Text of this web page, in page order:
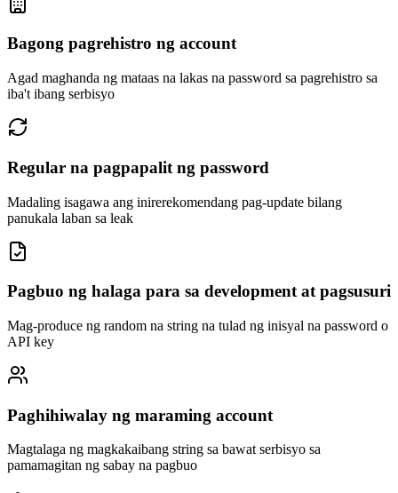
Bagong pagrehistro ng account
Agad maghanda ng mataas na lakas na password sa pagrehistro sa
iba't ibang serbisyo
Regular na pagpapalit ng password
Madaling isagawa ang inirerekomendang pag-update bilang
panukala laban sa leak
Pagbuo ng halaga para sa development at pagsusuri
Mag-produce ng random na string na tulad ng inisyal na password o
API key
Paghihiwalay ng maraming account
Magtalaga ng magkakaibang string sa bawat serbisyo sa
pamamagitan ng sabay na pagbuo